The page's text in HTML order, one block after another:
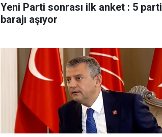
Yeni Parti sonrası ilk anket : 5 parti
barajı aşıyor